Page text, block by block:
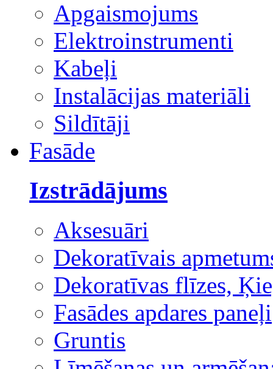
Apgaismojums
Elektroinstrumenti
Kabeļi
Instalācijas materiāli
Sildītāji
Fasāde
Izstrādājums
Aksesuāri
Dekoratīvais
Dekoratīvas flīzes,
Fasādes apdares paneļi
Gruntis